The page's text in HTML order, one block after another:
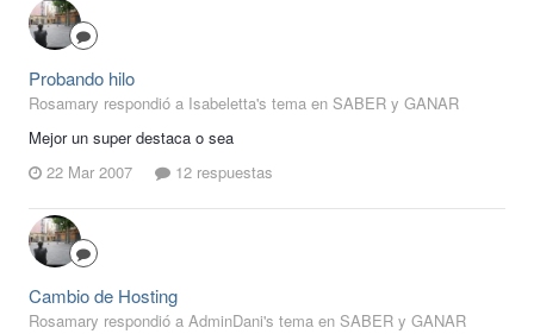
Probando hilo
Rosamary respondió a Isabeletta's tema en SABER y GANAR
Mejor un super destaca o sea
22 Mar 2007
12 respuestas
Cambio de Hosting
Rosamary respondió a AdminDani's tema en SABER y GANAR